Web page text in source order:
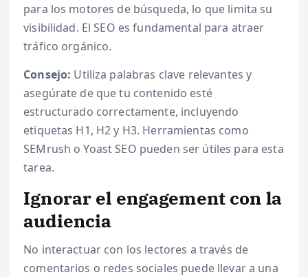
para los motores de búsqueda, lo que limita su
visibilidad. El SEO es fundamental para atraer
tráfico orgánico.
Consejo: Utiliza palabras clave relevantes y
asegúrate de que tu contenido esté
estructurado correctamente, incluyendo
etiquetas H1, H2 y H3. Herramientas como
SEMrush o Yoast SEO pueden ser útiles para esta
tarea.
Ignorar el engagement con la
audiencia
No interactuar con los lectores a través de
comentarios o redes sociales puede llevar a una